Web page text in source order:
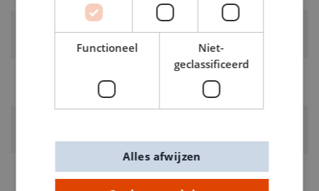
Stiften dekkend
Functioneel
Niet-
geclassificeerd
Alles afwijzen